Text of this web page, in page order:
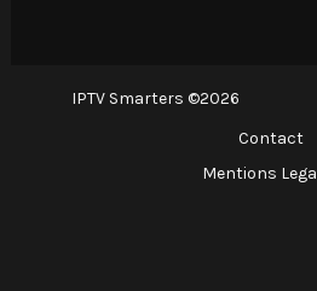
IPTV Smarters ©2026
Contact
Mentions